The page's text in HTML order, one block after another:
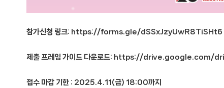
참가신청 링크: https://forms.gle/dSSxJzyUwR8TiSHt6
제출 프레임 가이드 다운로드: https://drive.google.com/
접수 마감 기한 : 2025.4.11(금) 18:00까지